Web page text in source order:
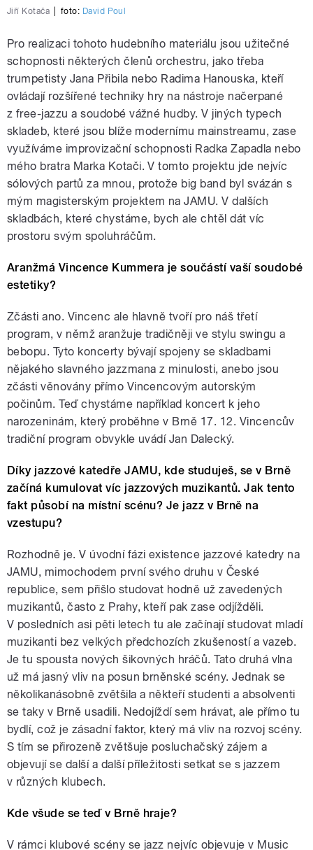
Jiří Kotača foto: David Poul
Pro realizaci tohoto hudebního materiálu jsou užitečné
schopnosti některých členů orchestru, jako třeba
trumpetisty Jana Přibila nebo Radima Hanouska, kteří
ovládají rozšířené techniky hry na nástroje načerpané
z free-jazzu a soudobé vážné hudby. V jiných typech
skladeb, které jsou blíže modernímu mainstreamu, zase
využíváme improvizační schopnosti Radka Zapadla nebo
mého bratra Marka Kotači. V tomto projektu jde nejvíc
sólových partů za mnou, protože big band byl svázán s
mým magisterským projektem na JAMU. V dalších
skladbách, které chystáme, bych ale chtěl dát víc
prostoru svým spoluhráčům.
Aranžmá Vincence Kummera je součástí vaší soudobé
estetiky?
Zčásti ano. Vincenc ale hlavně tvoří pro náš třetí
program, v němž aranžuje tradičněji ve stylu swingu a
bebopu. Tyto koncerty bývají spojeny se skladbami
nějakého slavného jazzmana z minulosti, anebo jsou
zčásti věnovány přímo Vincencovým autorským
počinům. Teď chystáme například koncert k jeho
narozeninám, který proběhne v Brně 17. 12. Vincencův
tradiční program obvykle uvádí Jan Dalecký.
Díky jazzové katedře JAMU, kde studuješ, se v Brně
začíná kumulovat víc jazzových muzikantů. Jak tento
fakt působí na místní scénu? Je jazz v Brně na
vzestupu?
Rozhodně je. V úvodní fázi existence jazzové katedry na
JAMU, mimochodem první svého druhu v České
republice, sem přišlo studovat hodně už zavedených
muzikantů, často z Prahy, kteří pak zase odjížděli.
V posledních asi pěti letech tu ale začínají studovat mladí
muzikanti bez velkých předchozích zkušeností a vazeb.
Je tu spousta nových šikovných hráčů. Tato druhá vlna
už má jasný vliv na posun brněnské scény. Jednak se
několikanásobně zvětšila a někteří studenti a absolventi
se taky v Brně usadili. Nedojíždí sem hrávat, ale přímo tu
bydlí, což je zásadní faktor, který má vliv na rozvoj scény.
S tím se přirozeně zvětšuje posluchačský zájem a
objevují se další a další příležitosti setkat se s jazzem
v různých klubech.
Kde všude se teď v Brně hraje?
V rámci klubové scény se jazz nejvíc objevuje v Music